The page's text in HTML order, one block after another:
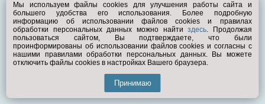
© Exist.ru 1998—2026
Мы используем файлы cookies для улучшения работы сайта и
большего удобства его использования. Более подробную
информацию об использовании файлов cookies и правилах
обработки персональных данных можно найтиздесь. Продолжая
пользоваться сайтом, Вы подтверждаете, что были
проинформированы об использовании файлов cookies и согласны с
нашими правилами обработки персональных данных. Вы можете
отключить файлы cookies в настройках Вашего браузера.
Принимаю